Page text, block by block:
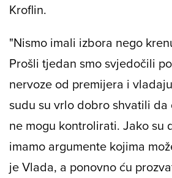
Kroflin.
"Nismo imali izbora nego
Prošli tjedan smo svjedočili
nervoze od premijera i
sudu su vrlo dobro shvatili
ne mogu kontrolirati. Jako su
imamo argumente kojima
je Vlada, a ponovno ću